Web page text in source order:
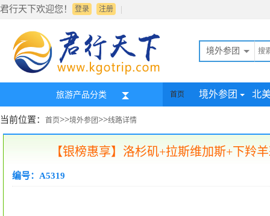
君行天下欢迎您！ 登录 |
注册
境外参团
旅游产品分类 首页 境外参团 北
当前位置： 首页>>境外参团>>线路详情
【银榜惠享】洛杉矶+拉斯维加斯+下羚
编号：A5319